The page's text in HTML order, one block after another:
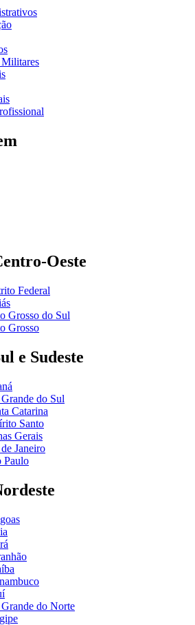
Oeste
Federal
Grosso do Sul
Grosso
e Sudeste
do Sul
Catarina
Santo
Gerais
Janeiro
Paulo
do Norte